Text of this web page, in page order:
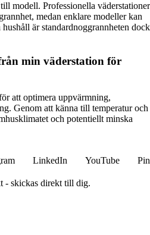
modell. Professionella väderstationer
medan enklare modeller kan
är standardnoggrannheten dock
min väderstation för
att optimera uppvärmning,
Genom att känna till temperatur och
och potentiellt minska
LinkedIn YouTube
- skickas direkt till dig.